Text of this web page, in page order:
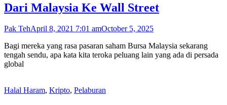
Dari Malaysia Ke Wall Street
Pak TehApril 8, 2021 7:01 amOctober 5, 2025
Bagi mereka yang rasa pasaran saham Bursa Malaysia sekarang
tengah sendu, apa kata kita teroka peluang lain yang ada di persada
global
Halal Haram, Kripto, Pelaburan